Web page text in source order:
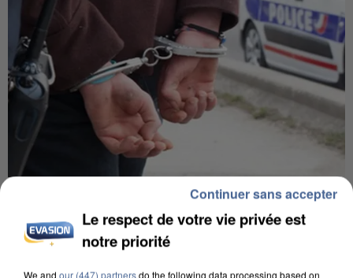
L’UN DES FONDATEURS SUPPOSÉS DE LA DZ
MAFIA INTERPELLÉ EN ALGÉRIE
Le respect de votre vie privée est
notre priorité
We and our (447) partnersdo the following data processing based on
Continuer sans accepter